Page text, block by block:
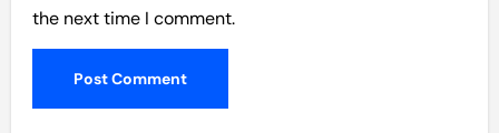
the next time I comment.